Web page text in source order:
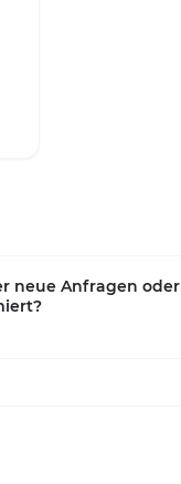
neue Anfragen oder